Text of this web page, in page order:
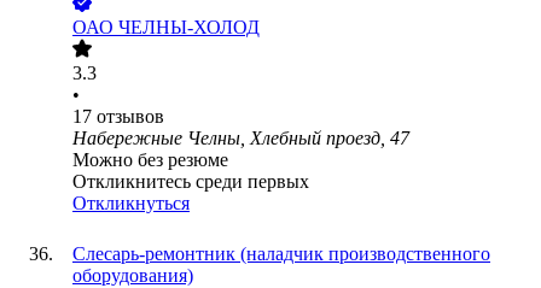
ОАО ЧЕЛНЫ-ХОЛОД
3.3
•
17 отзывов
Набережные Челны, Хлебный проезд, 47
Можно без резюме
Откликнитесь среди первых
Откликнуться
Слесарь-ремонтник (наладчик производственного
оборудования)